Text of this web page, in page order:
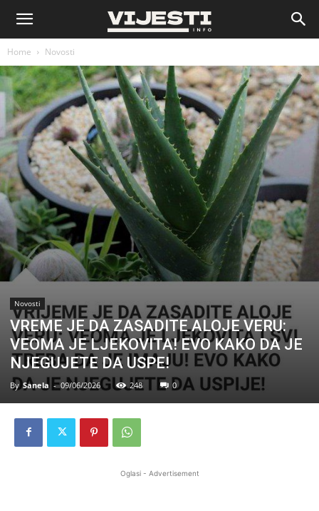
Vijesti
Home Novosti
Novosti
VREME JE DA ZASADITE ALOJE VERU:
VEOMA JE LJEKOVITA! EVO KAKO DA JE
NJEGUJETE DA USPE!
By Sanela - 09/06/2026 248 0
Oglasi - Advertisement